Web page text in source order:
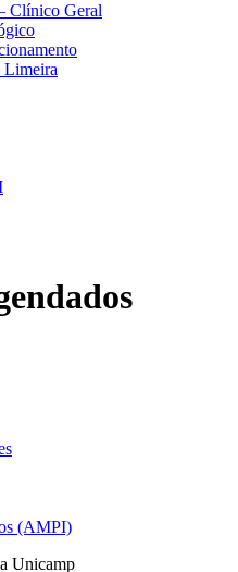
Clínico Geral
Limeira
(AMPI)
Unicamp